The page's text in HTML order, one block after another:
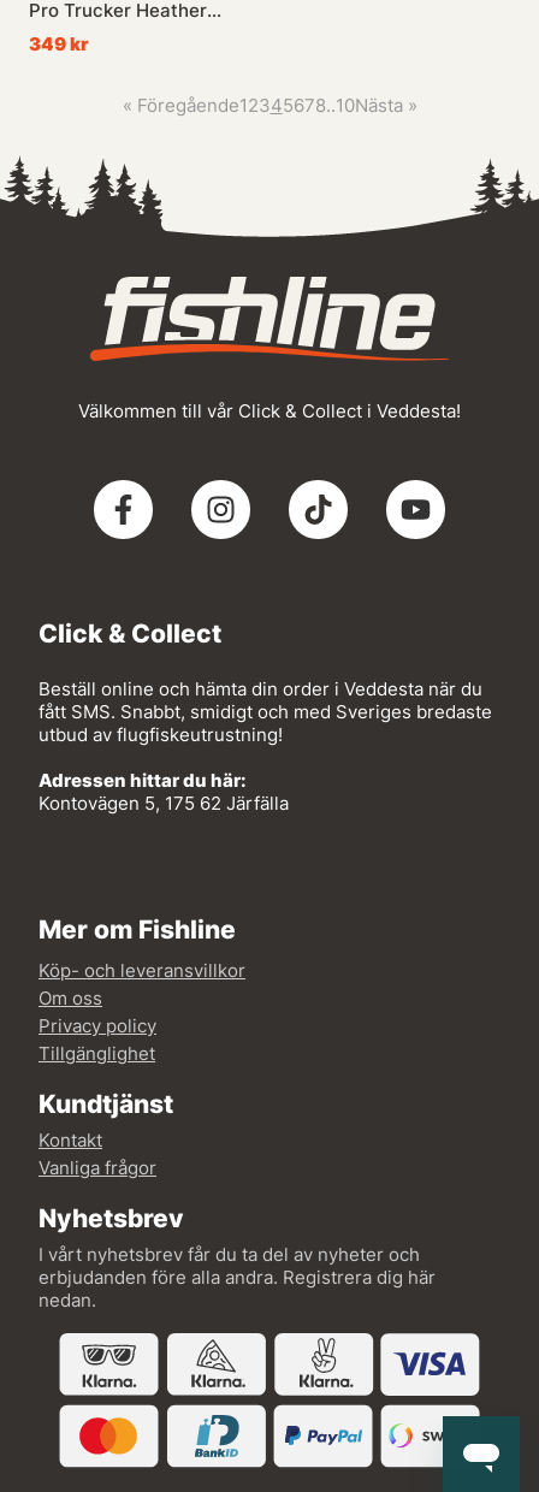
Pro Trucker Heather
Charcoal
349 kr
« Föregående12345678..10Nästa »
Välkommen till vår Click & Collect i Veddesta!
Click & Collect
Beställ online och hämta din order i Veddesta när du
fått SMS. Snabbt, smidigt och med Sveriges bredaste
utbud av flugfiskeutrustning!
Adressen hittar du här:
Kontovägen 5, 175 62 Järfälla
Mer om Fishline
Köp- och leveransvillkor
Om oss
Privacy policy
Tillgänglighet
Kundtjänst
Kontakt
Vanliga frågor
Nyhetsbrev
I vårt nyhetsbrev får du ta del av nyheter och
erbjudanden före alla andra. Registrera dig här
nedan.